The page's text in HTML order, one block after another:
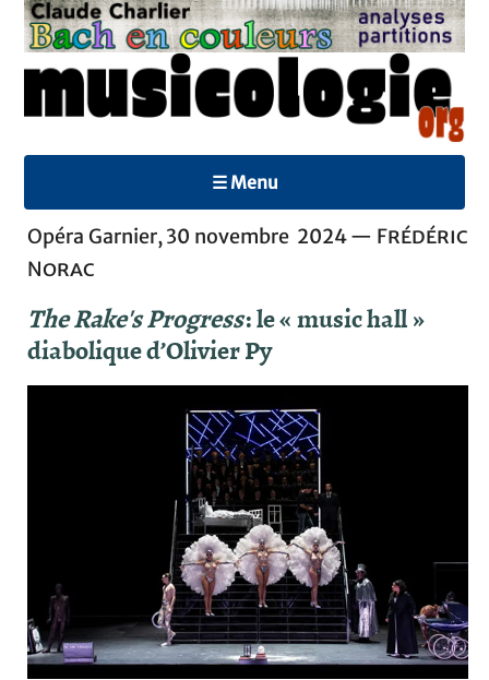
☰ Menu
Opéra Garnier, 30 novembre 2024 — Frédéric
Norac
The Rake's Progress: le « music hall »
diabolique d’Olivier Py